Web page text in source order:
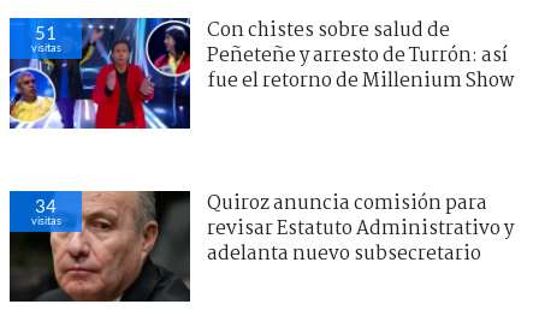
51
visitas
Con chistes sobre salud de
Peñeteñe y arresto de Turrón: así
fue el retorno de Millenium Show
34
visitas
Quiroz anuncia comisión para
revisar Estatuto Administrativo y
adelanta nuevo subsecretario